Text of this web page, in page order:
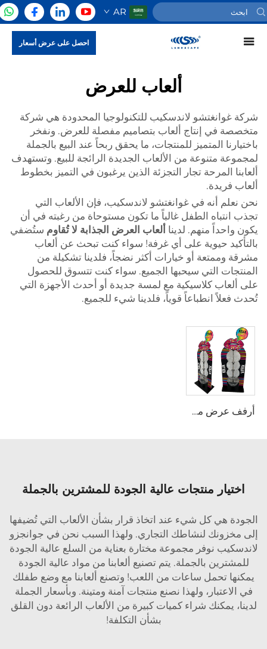
AR
احصل على عرض أسعار
ألعاب للعرض
شركة غوانغتشو لاندسكيب للتكنولوجيا المحدودة هي شركة
متخصصة في إنتاج ألعاب بتصاميم مفصلة للعرض. ونفخر
باختيارنا المتميز للمنتجات، ما يحقق ربحاً عند البيع بالجملة
لمجموعة متنوعة من الألعاب الجديدة الرائجة للبيع. وتستهدف
ألعابنا المرحة تجار التجزئة الذين يرغبون في التميز بخطوط
ألعاب فريدة.
نحن نعلم أنه في غوانغتشو لاندسكيب، فإن الألعاب التي
تجذب انتباه الطفل غالباً ما تكون مستوحاة من رغبته في أن
يكون واحداً منهم. لديناألعاب العرض الجذابة لا تُقاومستُضفي
بالتأكيد حيوية على أي غرفة! سواء كنت تبحث عن ألعاب
مشرقة وممتعة أو خيارات أكثر نضجاً، فلدينا تشكيلة من
المنتجات التي سيحبها الجميع. سواء كنت تتسوق للحصول
على ألعاب كلاسيكية مع لمسة جديدة أو أحدث الأجهزة التي
تُحدث فعلاً انطباعاً قوياً، فلدينا شيء للجميع.
أرفف عرض من الأكريليك للعب وللحلوى
اختيار منتجات عالية الجودة للمشترين بالجملة
الجودة هي كل شيء عند اتخاذ قرار بشأن الألعاب التي تُضيفها
إلى مخزونك لنشاطك التجاري. ولهذا السبب نحن في جوانجزو
لاندسكيب نوفر مجموعة مختارة بعناية من السلع عالية الجودة
للمشترين بالجملة. يتم تصنيع ألعابنا من مواد عالية الجودة
يمكنها تحمل ساعات من اللعب! وتصنع ألعابنا مع وضع طفلك
في الاعتبار، ولهذا نصنع منتجات آمنة ومتينة. وبأسعار الجملة
لدينا، يمكنك شراء كميات كبيرة من الألعاب الرائعة دون القلق
بشأن التكلفة!